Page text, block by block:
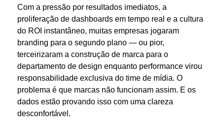
Com a pressão por resultados imediatos, a
proliferação de dashboards em tempo real e a cultura
do ROI instantâneo, muitas empresas jogaram
branding para o segundo plano — ou pior,
terceirizaram a construção de marca para o
departamento de design enquanto performance virou
responsabilidade exclusiva do time de mídia. O
problema é que marcas não funcionam assim. E os
dados estão provando isso com uma clareza
desconfortável.